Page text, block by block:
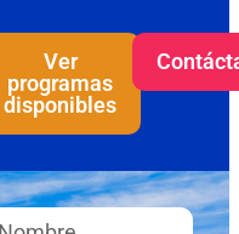
Ver
programas
disponibles